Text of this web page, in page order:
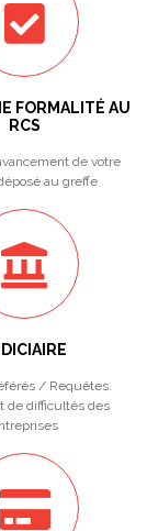
FORMALITÉ AU
RCS
de votre
au greffe
/ Requêtes.
de difficultés des